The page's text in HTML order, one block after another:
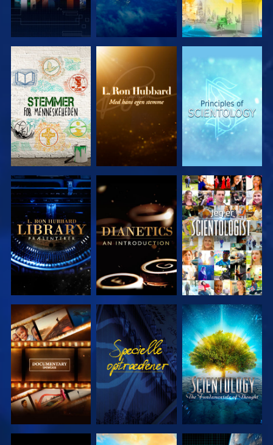
UDFORSK
SERIEN
UDFORSK
SERIEN
UDFORSK
SERIEN
UDFORSK
SERIEN
UDFORSK
SERIEN
SE
UDFORSK
SERIEN
SE
UDFORSK
SERIEN